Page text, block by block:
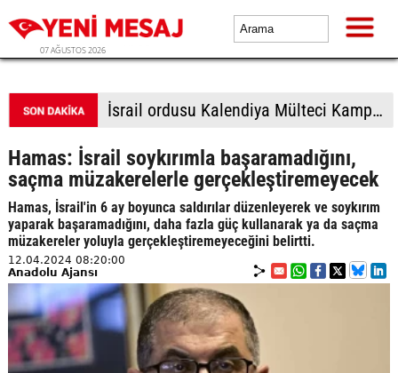
07 AĞUSTOS 2026
İsrail ordusu Kalendiya Mülteci Kampı'ndan çekildi, iki günlük baskında 51 Filistinli yaralandı
Hamas: İsrail soykırımla başaramadığını,
saçma müzakerelerle gerçekleştiremeyecek
Hamas, İsrail'in 6 ay boyunca saldırılar düzenleyerek ve soykırım
yaparak başaramadığını, daha fazla güç kullanarak ya da saçma
müzakereler yoluyla gerçekleştiremeyeceğini belirtti.
12.04.2024 08:20:00
Anadolu Ajansı